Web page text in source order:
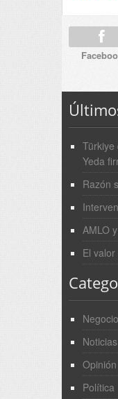
Türkiye
Yeda
Razón
AMLO
El
Noticias
Opinión
Política